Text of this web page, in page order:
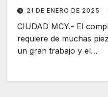
21 DE ENERO DE 2025
CIUDAD MCY.- El
requiere de muchas
un gran trabajo y el…